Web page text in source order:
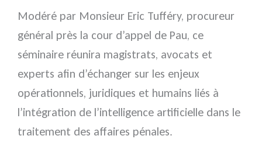
Modéré par Monsieur Eric Tufféry, procureur
général près la cour d’appel de Pau, ce
séminaire réunira magistrats, avocats et
experts afin d’échanger sur les enjeux
opérationnels, juridiques et humains liés à
l’intégration de l’intelligence artificielle dans le
traitement des affaires pénales.